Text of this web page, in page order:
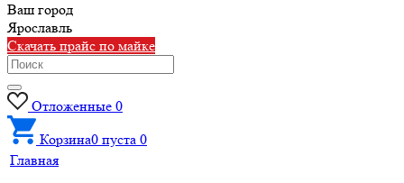
Ваш город
Ярославль
Скачать прайс по майке
Отложенные 0
Корзина0 пуста 0
Главная